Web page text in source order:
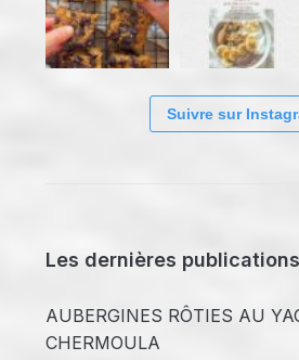
Suivre sur
Les dernières publications
AUBERGINES RÔTIES AU
CHERMOULA